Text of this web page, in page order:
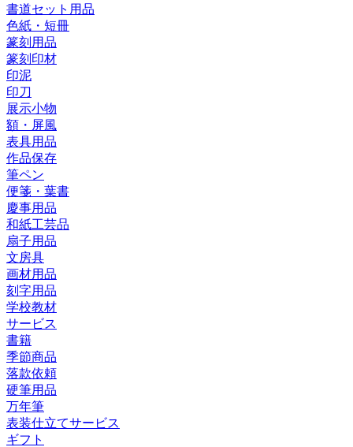
書道セット用品
色紙・短冊
篆刻用品
篆刻印材
印泥
印刀
展示小物
額・屏風
表具用品
作品保存
筆ペン
便箋・葉書
慶事用品
和紙工芸品
扇子用品
文房具
画材用品
刻字用品
学校教材
サービス
書籍
季節商品
落款依頼
硬筆用品
万年筆
表装仕立てサービス
ギフト